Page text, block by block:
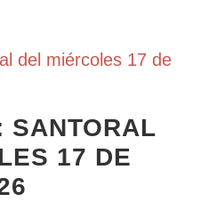
SANTORAL
17 DE